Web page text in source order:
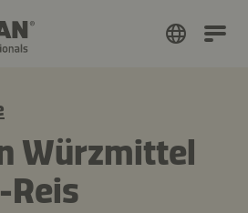
Würzmittel
Reis